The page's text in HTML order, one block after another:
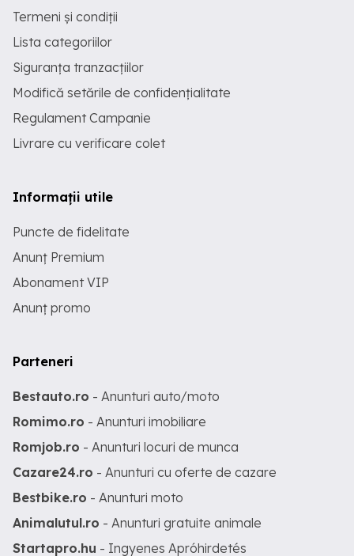
Termeni și condiții
Lista categoriilor
Siguranța tranzacțiilor
Modifică setările de confidențialitate
Regulament Campanie
Livrare cu verificare colet
Informații utile
Puncte de fidelitate
Anunț Premium
Abonament VIP
Anunț promo
Parteneri
Bestauto.ro - Anunturi auto/moto
Romimo.ro - Anunturi imobiliare
Romjob.ro - Anunturi locuri de munca
Cazare24.ro - Anunturi cu oferte de cazare
Bestbike.ro - Anunturi moto
Animalutul.ro - Anunturi gratuite animale
Startapro.hu - Ingyenes Apróhirdetés